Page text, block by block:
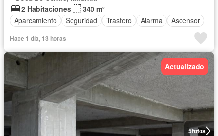
2 Habitaciones
340 m²
Aparcamiento
Seguridad Trastero Alarma Ascensor
Hace 1 día, 13 horas
5fotos
Actualizado